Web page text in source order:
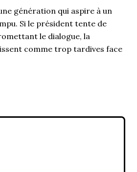
génération qui aspire à un
Si le président tente de
le dialogue, la
comme trop tardives face